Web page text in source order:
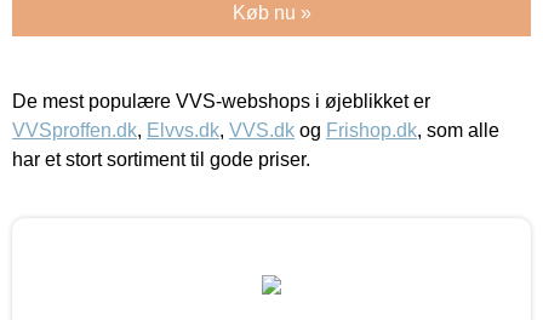
Køb nu »
De mest populære VVS-webshops i øjeblikket er
VVSproffen.dk, Elvvs.dk, VVS.dk og Frishop.dk, som alle
har et stort sortiment til gode priser.